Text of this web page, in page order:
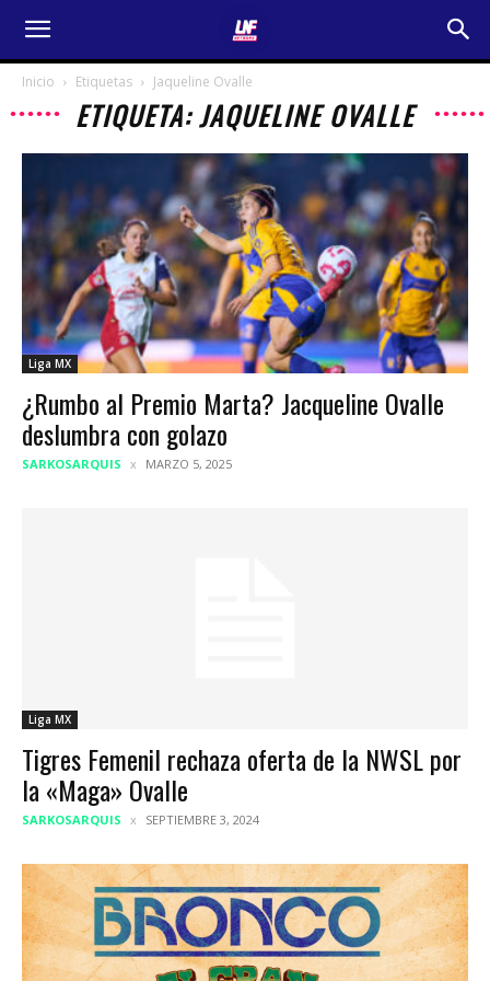
Inicio Etiquetas Jaqueline Ovalle
ETIQUETA: JAQUELINE OVALLE
Liga MX
¿Rumbo al Premio Marta? Jacqueline Ovalle
deslumbra con golazo
SARKOSARQUIS MARZO 5, 2025
Liga MX
Tigres Femenil rechaza oferta de la NWSL por
la «Maga» Ovalle
SARKOSARQUIS SEPTIEMBRE 3, 2024